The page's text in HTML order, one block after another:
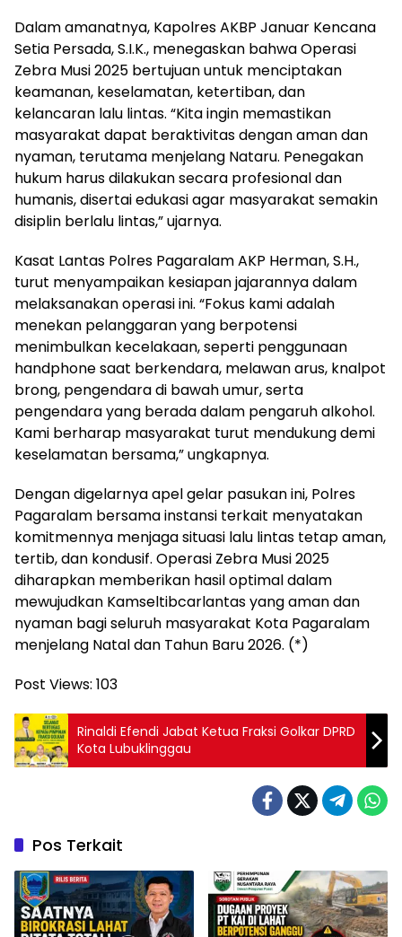
Dalam amanatnya, Kapolres AKBP Januar Kencana
Setia Persada, S.I.K., menegaskan bahwa Operasi
Zebra Musi 2025 bertujuan untuk menciptakan
keamanan, keselamatan, ketertiban, dan
kelancaran lalu lintas. “Kita ingin memastikan
masyarakat dapat beraktivitas dengan aman dan
nyaman, terutama menjelang Nataru. Penegakan
hukum harus dilakukan secara profesional dan
humanis, disertai edukasi agar masyarakat semakin
disiplin berlalu lintas,” ujarnya.
Kasat Lantas Polres Pagaralam AKP Herman, S.H.,
turut menyampaikan kesiapan jajarannya dalam
melaksanakan operasi ini. “Fokus kami adalah
menekan pelanggaran yang berpotensi
menimbulkan kecelakaan, seperti penggunaan
handphone saat berkendara, melawan arus, knalpot
brong, pengendara di bawah umur, serta
pengendara yang berada dalam pengaruh alkohol.
Kami berharap masyarakat turut mendukung demi
keselamatan bersama,” ungkapnya.
Dengan digelarnya apel gelar pasukan ini, Polres
Pagaralam bersama instansi terkait menyatakan
komitmennya menjaga situasi lalu lintas tetap aman,
tertib, dan kondusif. Operasi Zebra Musi 2025
diharapkan memberikan hasil optimal dalam
mewujudkan Kamseltibcarlantas yang aman dan
nyaman bagi seluruh masyarakat Kota Pagaralam
menjelang Natal dan Tahun Baru 2026. (*)
Post Views: 103
Rinaldi Efendi Jabat Ketua Fraksi Golkar DPRD
Kota Lubuklinggau
Pos Terkait